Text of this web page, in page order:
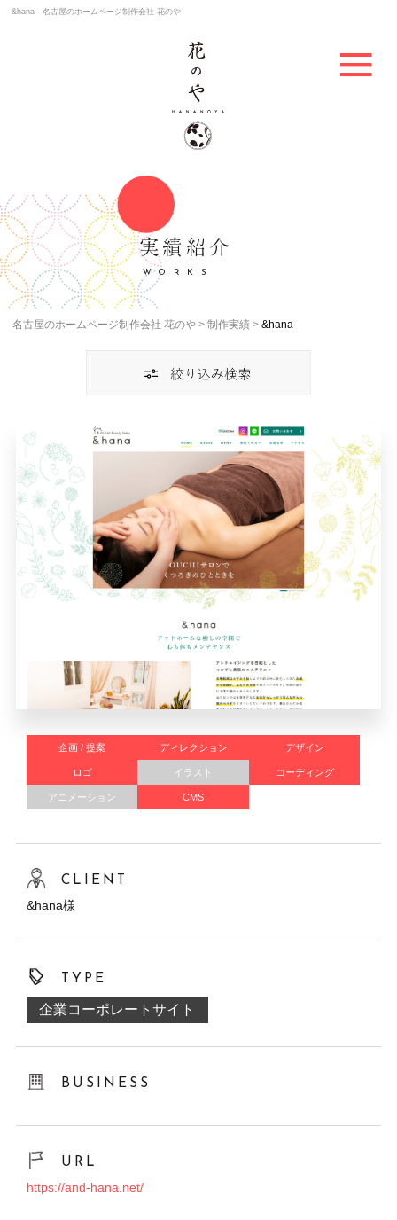
&hana - 名古屋のホームページ制作会社 花のや
実績紹介
WORKS
名古屋のホームページ制作会社 花のや 制作実績 &hana
企画 / 提案 ディレクション デザイン
ロゴ イラスト コーディング
アニメーション CMS
CLIENT
&hana様
TYPE
企業コーポレートサイト
BUSINESS
URL
https://and-hana.net/